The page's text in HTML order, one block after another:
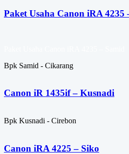
Paket Usaha Canon iRA 4235
Bpk Samid - Cikarang
Canon iR 1435if – Kusnadi
Bpk Kusnadi - Cirebon
Canon iRA 4225 – Siko